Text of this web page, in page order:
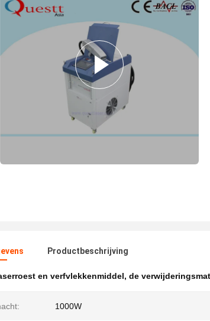
Productbeschrijving
en verfvlekkenmiddel, de
1000W